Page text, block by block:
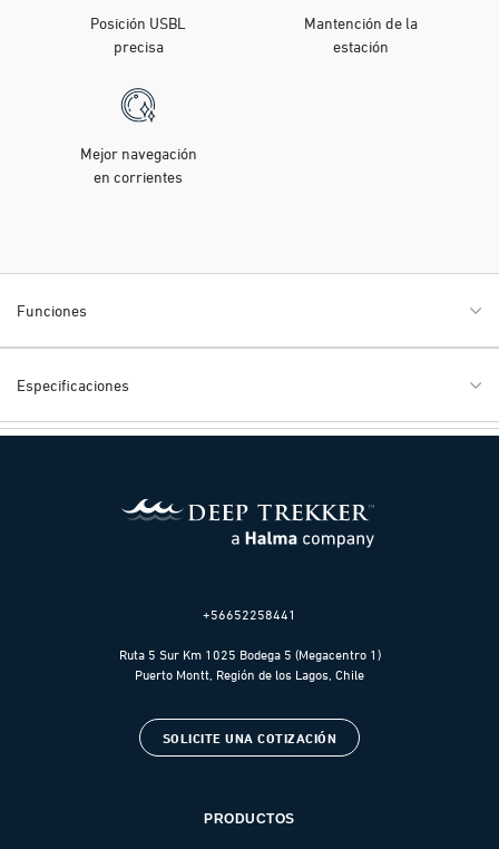
Posición USBL
precisa
Mantención de la
estación
Mejor navegación
en corrientes
Funciones
Especificaciones
+56652258441
Ruta 5 Sur Km 1025 Bodega 5 (Megacentro 1)
Puerto Montt, Región de los Lagos, Chile
SOLICITE UNA COTIZACIÓN
PRODUCTOS